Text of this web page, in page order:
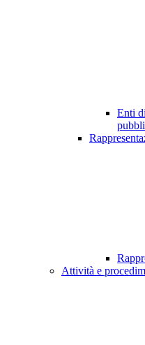
Enti
Attività e